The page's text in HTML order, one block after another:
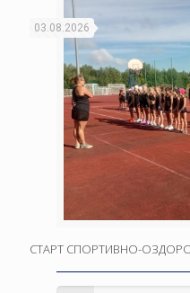
03.08.2026
СТАРТ СПОРТИВНО-